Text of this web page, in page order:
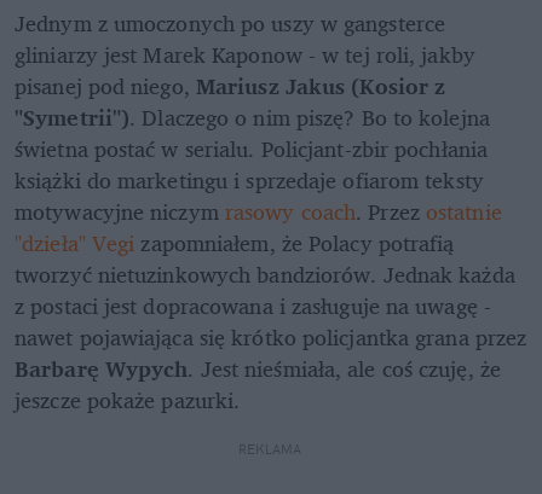
Jednym z umoczonych po uszy w gangsterce
gliniarzy jest Marek Kaponow - w tej roli, jakby
pisanej pod niego, Mariusz Jakus (Kosior z
"Symetrii"). Dlaczego o nim piszę? Bo to kolejna
świetna postać w serialu. Policjant-zbir pochłania
książki do marketingu i sprzedaje ofiarom teksty
motywacyjne niczym rasowy coach. Przez ostatnie
"dzieła" Vegi zapomniałem, że Polacy potrafią
tworzyć nietuzinkowych bandziorów. Jednak każda
z postaci jest dopracowana i zasługuje na uwagę -
Barbarę Wypych. Jest nieśmiała, ale coś czuję, że
jeszcze pokaże pazurki.
REKLAMA